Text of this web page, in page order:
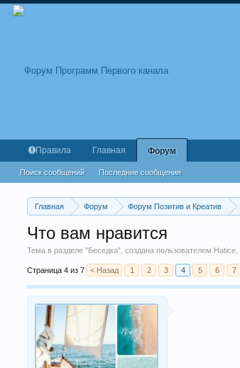
Главная Форум Форум Позитив и Креатив
Что вам нравится
Тема в разделе "Беседка", создана пользователем Hatice
Страница 4 из 7 < Назад 1 2 3 4 5 6 7
Правила Главная Форум
Поиск сообщений Последние сообщения